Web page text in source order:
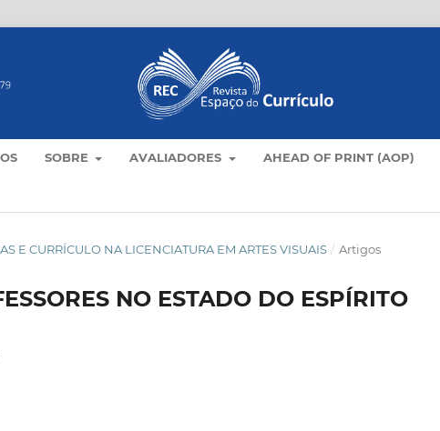
SOBRE AVALIADORES AHEAD OF PRINT (AOP)
E CURRÍCULO NA LICENCIATURA EM ARTES VISUAIS / Artigos
NO ESTADO DO ESPÍRITO